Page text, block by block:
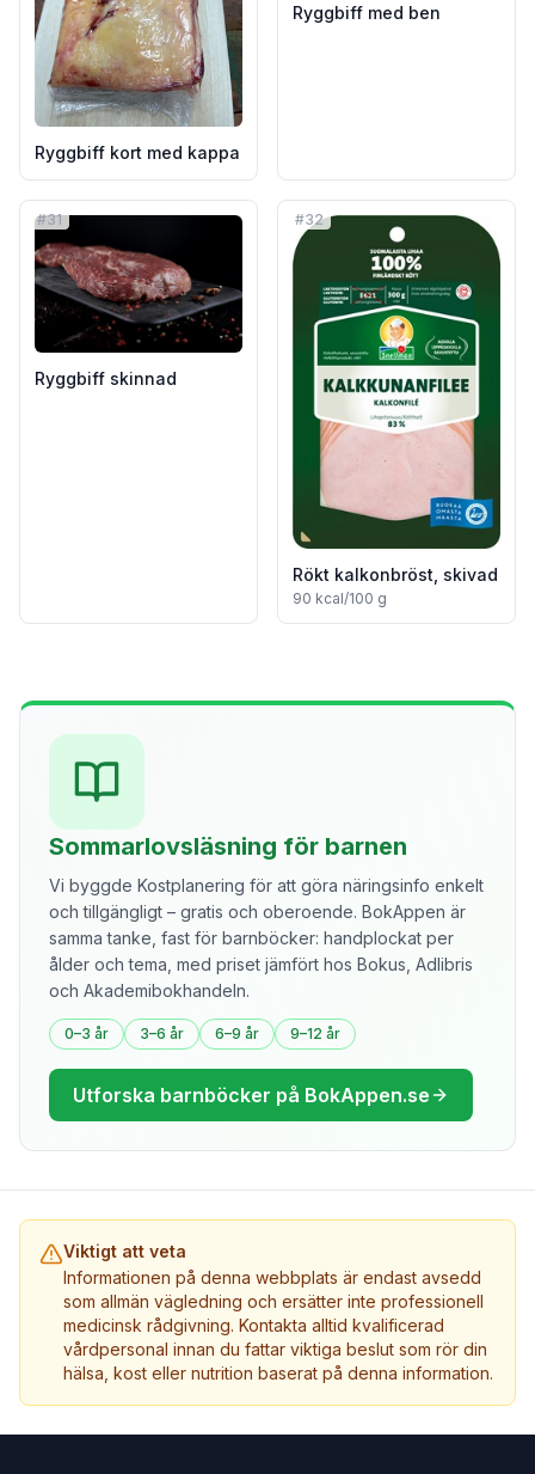
Ryggbiff kort med kappa
Ryggbiff med ben
#31
Ryggbiff skinnad
#32
Rökt kalkonbröst, skivad
90 kcal/100 g
Sommarlovsläsning för barnen
Vi byggde Kostplanering för att göra näringsinfo enkelt
och tillgängligt – gratis och oberoende. BokAppen är
samma tanke, fast för barnböcker: handplockat per
ålder och tema, med priset jämfört hos Bokus, Adlibris
och Akademibokhandeln.
0–3 år 3–6 år 6–9 år 9–12 år
Utforska barnböcker på BokAppen.se
Viktigt att veta
Informationen på denna webbplats är endast avsedd
som allmän vägledning och ersätter inte professionell
medicinsk rådgivning. Kontakta alltid kvalificerad
vårdpersonal innan du fattar viktiga beslut som rör din
hälsa, kost eller nutrition baserat på denna information.